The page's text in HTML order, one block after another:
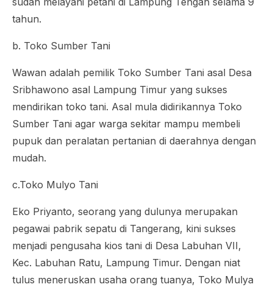
tahun.
b. Toko Sumber Tani
Wawan adalah pemilik Toko Sumber Tani asal Desa
Sribhawono asal Lampung Timur yang sukses
mendirikan toko tani. Asal mula didirikannya Toko
Sumber Tani agar warga sekitar mampu membeli
pupuk dan peralatan pertanian di daerahnya dengan
mudah.
c.Toko Mulyo Tani
Eko Priyanto, seorang yang dulunya merupakan
pegawai pabrik sepatu di Tangerang, kini sukses
menjadi pengusaha kios tani di Desa Labuhan VII,
Kec. Labuhan Ratu, Lampung Timur. Dengan niat
tulus meneruskan usaha orang tuanya, Toko Mulya